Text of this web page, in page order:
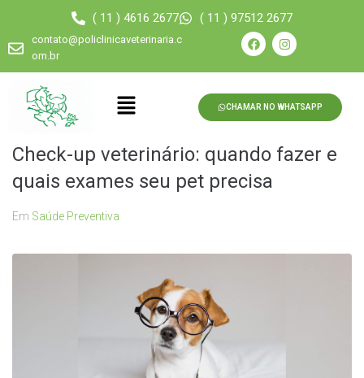
( 11 ) 4616 2677 ( 11 ) 97512 2677
contato@policlinicaveterinaria.c
om.br
CHAMAR NO WHATSAPP
Check-up veterinário: quando fazer e
quais exames seu pet precisa
Em Saúde Preventiva